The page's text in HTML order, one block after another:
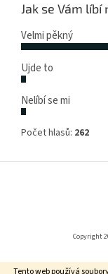
Jak se Vám líbí
Velmi pěkný
Ujde to
Nelíbí se mi
Počet hlasů: 262
Copyright